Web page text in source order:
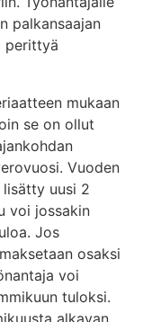
palkansaajan
perittyä
mukaan
se on ollut
Vuoden
uusi 2
voi jossakin
Jos
osaksi
voi
tuloksi.
alkavan